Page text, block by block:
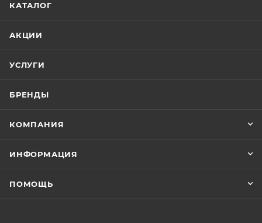
КАТАЛОГ
АКЦИИ
УСЛУГИ
БРЕНДЫ
КОМПАНИЯ
ИНФОРМАЦИЯ
ПОМОЩЬ